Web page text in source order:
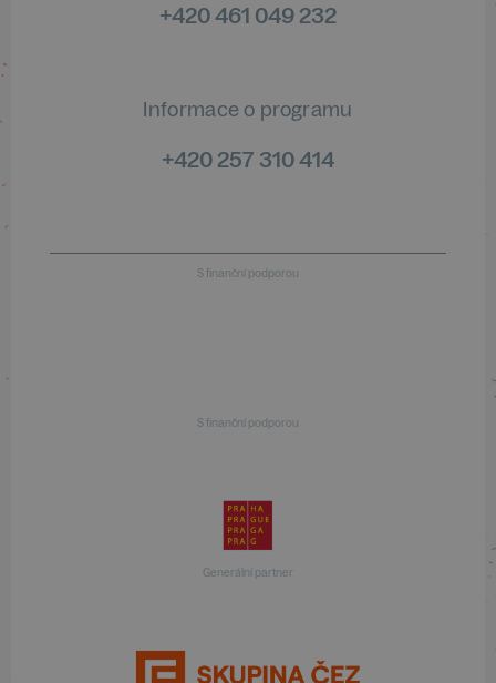
+420 461 049 232
Informace o programu
+420 257 310 414
S finanční podporou
S finanční podporou
Generální partner